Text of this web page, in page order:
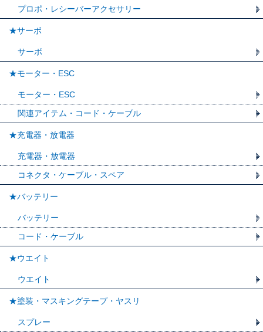
プロポ・レシーバーアクセサリー
★サーボ
サーボ
★モーター・ESC
モーター・ESC
関連アイテム・コード・ケーブル
★充電器・放電器
充電器・放電器
コネクタ・ケーブル・スペア
★バッテリー
バッテリー
コード・ケーブル
★ウエイト
ウエイト
★塗装・マスキングテープ・ヤスリ
スプレー